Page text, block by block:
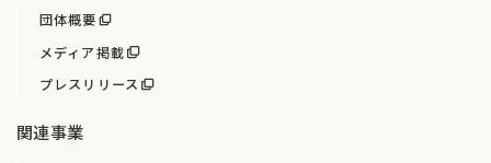
団体概要
メディア掲載
プレスリリース
関連事業